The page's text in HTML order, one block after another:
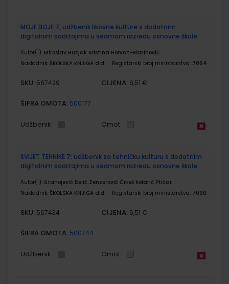
MOJE BOJE 7; udžbenik likovne kulture s dodatnim
digitalnim sadržajima u sedmom razredu osnovne škole
Autor(i): Miroslav Huzjak Kristina Horvat-Blažinović
Nakladnik: ŠKOLSKA KNJIGA d.d. Registarski broj ministarstva: 7064
SKU: 567429 CIJENA: 6,51 €
ŠIFRA OMOTA: 500177
Udžbenik Omot
SVIJET TEHNIKE 7; udžbenik za tehničku kulturu s dodatnim
digitalnim sadržajima u sedmom razredu osnovne škole
Autor(i): Stanojević Delić Zenzerović Čikeš Kolarić Ptičar
Nakladnik: ŠKOLSKA KNJIGA d.d. Registarski broj ministarstva: 7090
SKU: 567434 CIJENA: 6,51 €
ŠIFRA OMOTA: 500744
Udžbenik Omot